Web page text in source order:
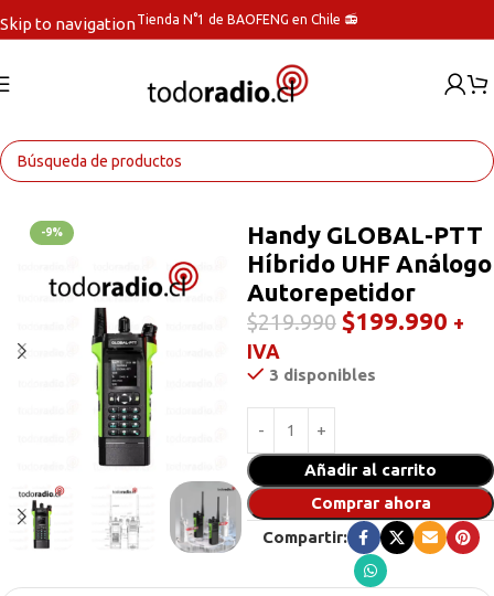
Skip to navigationTienda N°1 de BAOFENG en Chile 📻
Inicio Walkies POC
-9%
Handy GLOBAL-PTT
Híbrido UHF Análogo
Autorepetidor
$219.990 $199.990 +
IVA
3 disponibles
Añadir al carrito
Comprar ahora
Compartir: